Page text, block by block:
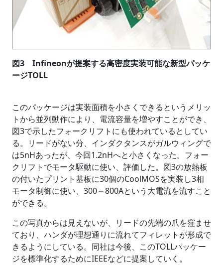
図3 Infineonが提案する高密度実装可能な新型パッケ
ージTOLL
このパッケージは実装面積を小さくできるというメリッ
トから並列動作により、電流容量を増やすことができ、
図3で示したフォークリフトにも使われているとしてい
る。リードがない分、インダクタンスがガルウィングで
は5nHあったが、今回1.2nHへと小さくなった。フォー
クリフトでモータ駆動に使い、評価した。図3の放熱板
の付いたプリント基板に30個のCoolMOSを実装し3相
モータ制御に使い、300～800Aという大電流を流すこと
ができる。
この写真からは見えないが、リードの先端の爪を窪ませ
ており、ハンダが理想通りに流れてフィレットが形成で
きるようにしている。同社は今後、このTOLLパッケー
ジを標準化するためにIEEEなどに提案していく。